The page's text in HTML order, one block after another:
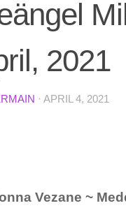
2021
· APRIL 4, 2021
Vezane ~